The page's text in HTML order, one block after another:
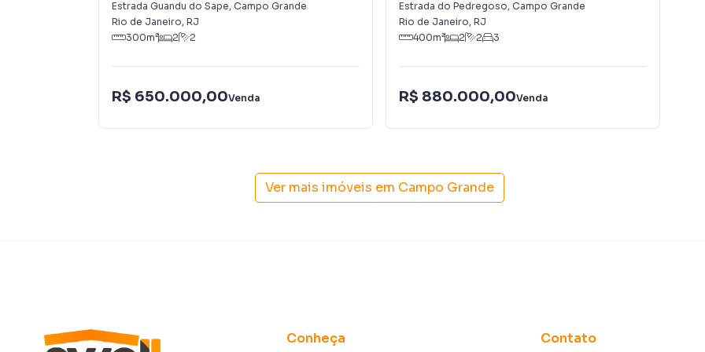
Estrada Guandu do Sape, Campo Grande
Rio de Janeiro, RJ
300m² 2 2
R$ 650.000,00Venda
Estrada do Pedregoso, Campo Grande
Rio de Janeiro, RJ
400m² 2 2 3
R$ 880.000,00Venda
Ver mais imóveis em Campo Grande
Conheça Contato